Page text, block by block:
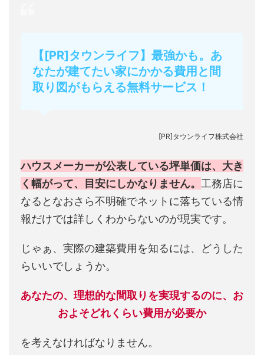
【[PR]タウンライフ】最強かも。あ
なたが建てたい家にかかる費用と間
取り図がもらえる無料サービス！
[PR]タウンライフ株式会社
ハウスメーカーが公表している坪単価は、大き
く幅がって、目安にしかなりません。 工務店に
なるとなおさら不明確でネットに落ちている情
報だけでは詳しくわからないのが現実です。
じゃぁ、実際の建築費用を知るには、どうした
らいいでしょうか。
あなたの、理想的な間取りを実現するのに、お
およそどれくらい費用が必要か
を考えなければなりません。